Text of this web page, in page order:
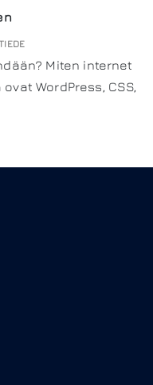
Miten internet
WordPress, CSS,